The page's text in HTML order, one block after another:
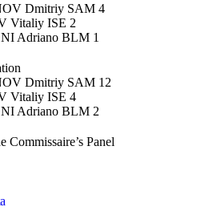
Dmitriy SAM 4
Vitaliy ISE 2
Adriano BLM 1
Dmitriy SAM 12
Vitaliy ISE 4
Adriano BLM 2
Commissaire’s Panel